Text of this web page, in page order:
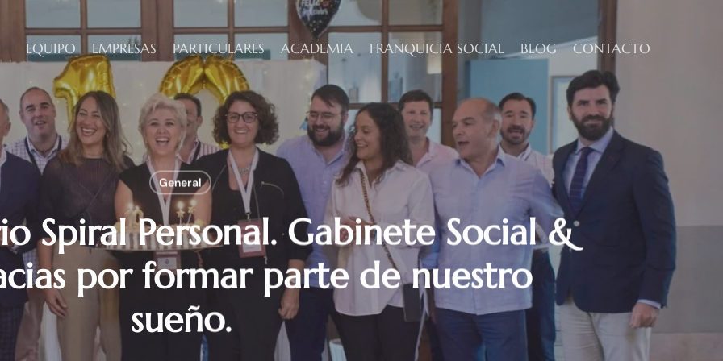
EQUIPO EMPRESAS PARTICULARES ACADEMIA FRANQUICIA SOCIAL BLOG CONTACTO
General
Spiral Personal. Gabinete Social &
por formar parte de nuestro
sueño.